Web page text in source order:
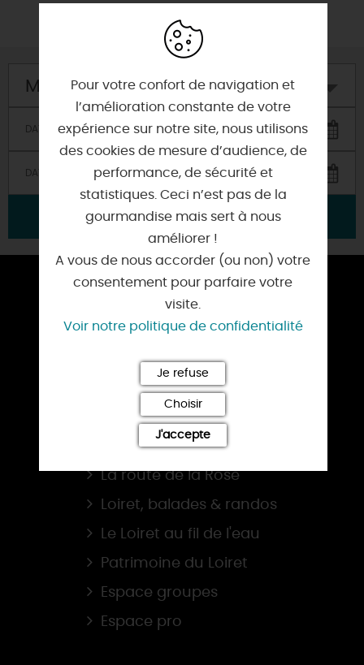
Mon hôtel
VALIDER
ESPACE PRESSE
TOURISME D’AFFAIRES
NOS OFFICES DE TOURISME
BROCHURES
NOS SITES
La route de la Rose
Loiret, balades & randos
Le Loiret au fil de l'eau
Patrimoine du Loiret
Espace groupes
Espace pro
Pour votre confort de navigation et
l’amélioration constante de votre
expérience sur notre site, nous utilisons
des cookies de mesure d’audience, de
performance, de sécurité et
statistiques. Ceci n’est pas de la
gourmandise mais sert à nous
améliorer !
A vous de nous accorder (ou non) votre
consentement pour parfaire votre
visite.
Voir notre politique de confidentialité
Je refuse
Choisir
J'accepte